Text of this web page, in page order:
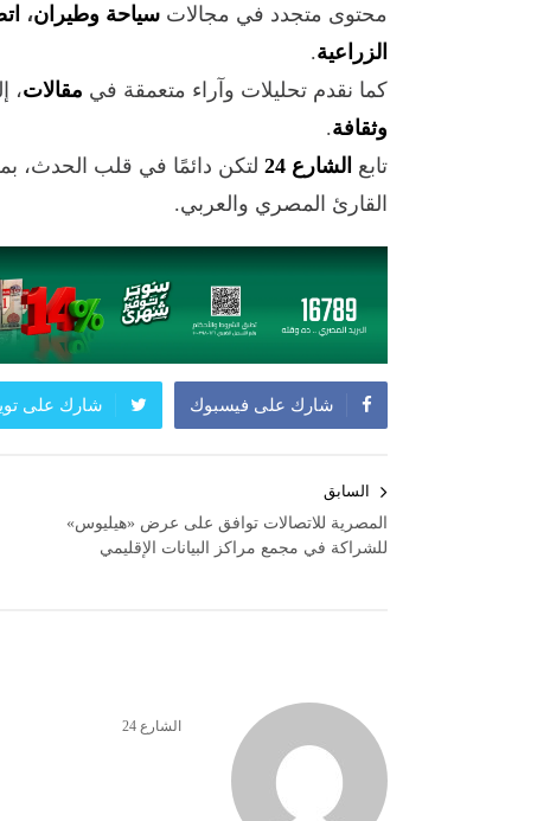
محتوى متجدد في مجالات سياحة وطيران،
الزراعية.
كما نقدم تحليلات وآراء متعمقة في مقالات،
وثقافة.
تابع الشارع 24
لتكن دائمًا في قلب الحدث،
القارئ المصري والعربي.
شارك على فيسبوك شارك على
المقالات
السابق
المصرية للاتصالات توافق على عرض «هيليوس»
للشراكة في مجمع مراكز البيانات الإقليمي
الشارع 24